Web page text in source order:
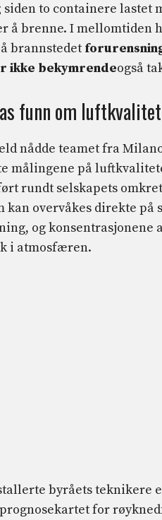
siden to containere lastet
å brenne. I mellomtiden
brannstedet
ikke bekymrendeogså
funn om luftkvalitet
nådde teamet fra
målingene på
rundt selskapets
overvåkes direkte
og konsentrasjonene
i atmosfæren.
byråets teknikere
for